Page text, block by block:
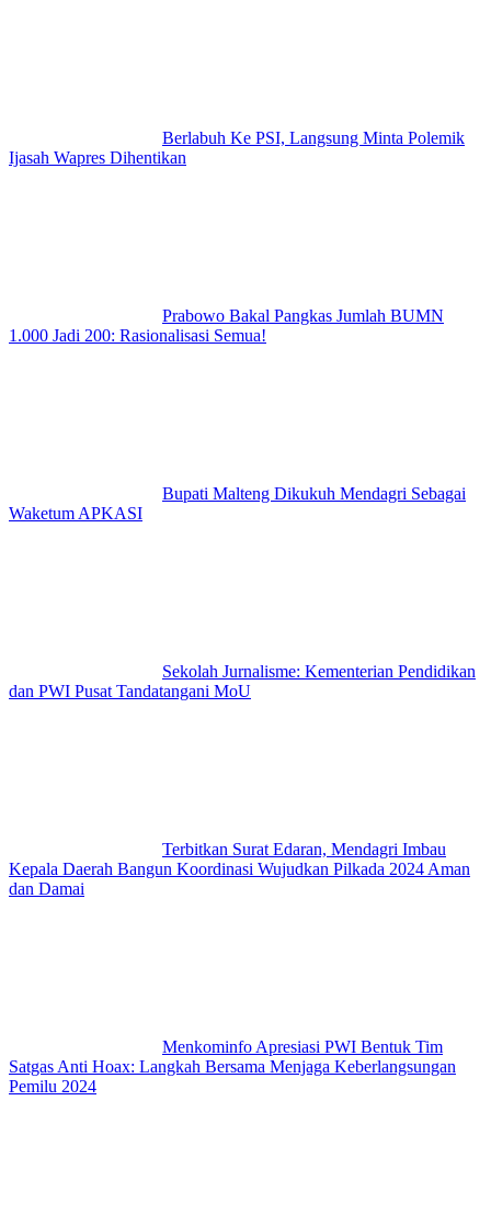
Berlabuh Ke PSI, Langsung Minta Polemik
Ijasah Wapres Dihentikan
Prabowo Bakal Pangkas Jumlah BUMN
1.000 Jadi 200: Rasionalisasi Semua!
Bupati Malteng Dikukuh Mendagri Sebagai
Waketum APKASI
Sekolah Jurnalisme: Kementerian Pendidikan
dan PWI Pusat Tandatangani MoU
Terbitkan Surat Edaran, Mendagri Imbau
Kepala Daerah Bangun Koordinasi Wujudkan Pilkada 2024 Aman
dan Damai
Menkominfo Apresiasi PWI Bentuk Tim
Satgas Anti Hoax: Langkah Bersama Menjaga Keberlangsungan
Pemilu 2024